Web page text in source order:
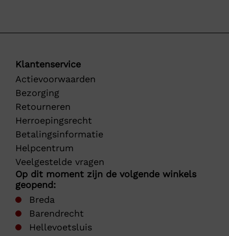
Klantenservice
Actievoorwaarden
Bezorging
Retourneren
Herroepingsrecht
Betalingsinformatie
Helpcentrum
Veelgestelde vragen
Op dit moment zijn de volgende winkels
geopend:
Breda
Barendrecht
Hellevoetsluis